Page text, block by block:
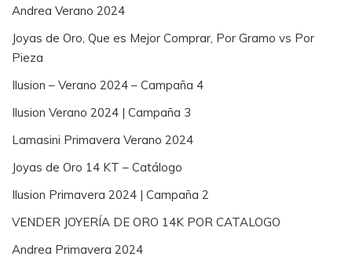
Andrea Verano 2024
Joyas de Oro, Que es Mejor Comprar, Por Gramo vs Por
Pieza
Ilusion – Verano 2024 – Campaña 4
Ilusion Verano 2024 | Campaña 3
Lamasini Primavera Verano 2024
Joyas de Oro 14 KT – Catálogo
Ilusion Primavera 2024 | Campaña 2
VENDER JOYERÍA DE ORO 14K POR CATALOGO
Andrea Primavera 2024